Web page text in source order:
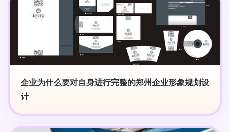
企业为什么要对自身进行完整的郑州企业形象规划设
计